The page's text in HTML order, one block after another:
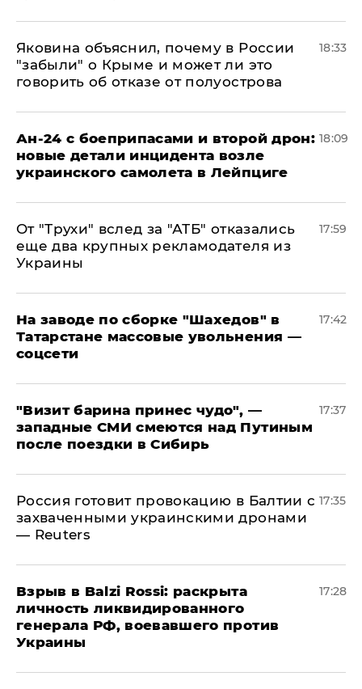
Яковина объяснил, почему в России
"забыли" о Крыме и может ли это
говорить об отказе от полуострова
18:33
Ан-24 с боеприпасами и второй дрон:
новые детали инцидента возле
украинского самолета в Лейпциге
18:09
От "Трухи" вслед за "АТБ" отказались
еще два крупных рекламодателя из
Украины
17:59
На заводе по сборке "Шахедов" в
Татарстане массовые увольнения —
соцсети
17:42
"Визит барина принес чудо", —
западные СМИ смеются над Путиным
после поездки в Сибирь
17:37
​Россия готовит провокацию в Балтии с
захваченными украинскими дронами
— Reuters
17:35
​Взрыв в Balzi Rossi: раскрыта
личность ликвидированного
генерала РФ, воевавшего против
Украины
17:28